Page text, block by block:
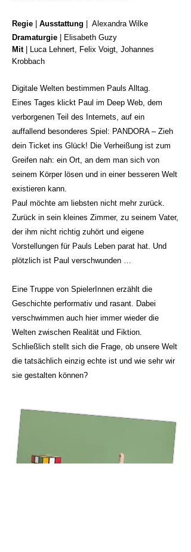
Regie Ausstattung | Alexandra Wilke
Dramaturgie
Elisabeth Guzy
Mit
Luca Lehnert, Felix Voigt, Johannes
Krobbach
Digitale Welten bestimmen Pauls Alltag.
Eines Tages klickt Paul im Deep Web, dem
verborgenen Teil des Internets, auf ein
auffallend besonderes Spiel: PANDORA – Zieh
dein Ticket ins Glück! Die Verheißung ist zum
Greifen nah: ein Ort, an dem man sich von
seinem Körper lösen und in einer besseren Welt
existieren kann.
Paul möchte am liebsten nicht mehr zurück.
Zurück in sein kleines Zimmer, zu seinem Vater,
der ihm nicht richtig zuhört und eigene
Vorstellungen für Pauls Leben parat hat. Und
plötzlich ist Paul verschwunden …
Eine Truppe von SpielerInnen erzählt die
Geschichte performativ und rasant. Dabei
verschwimmen auch hier immer wieder die
Welten zwischen Realität und Fiktion.
Schließlich stellt sich die Frage, ob unsere Welt
die tatsächlich einzig echte ist und wie sehr wir
sie gestalten können?